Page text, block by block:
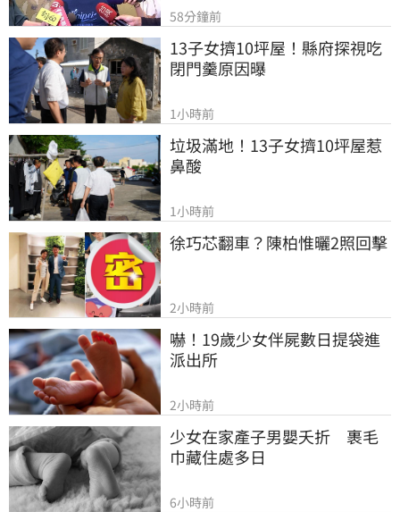
58分鐘前
13子女擠10坪屋！縣府探視吃
閉門羹原因曝
1小時前
垃圾滿地！13子女擠10坪屋惹
鼻酸
1小時前
徐巧芯翻車？陳柏惟曬2照回擊
2小時前
嚇！19歲少女伴屍數日提袋進
派出所
2小時前
少女在家產子男嬰夭折　裹毛
巾藏住處多日
6小時前